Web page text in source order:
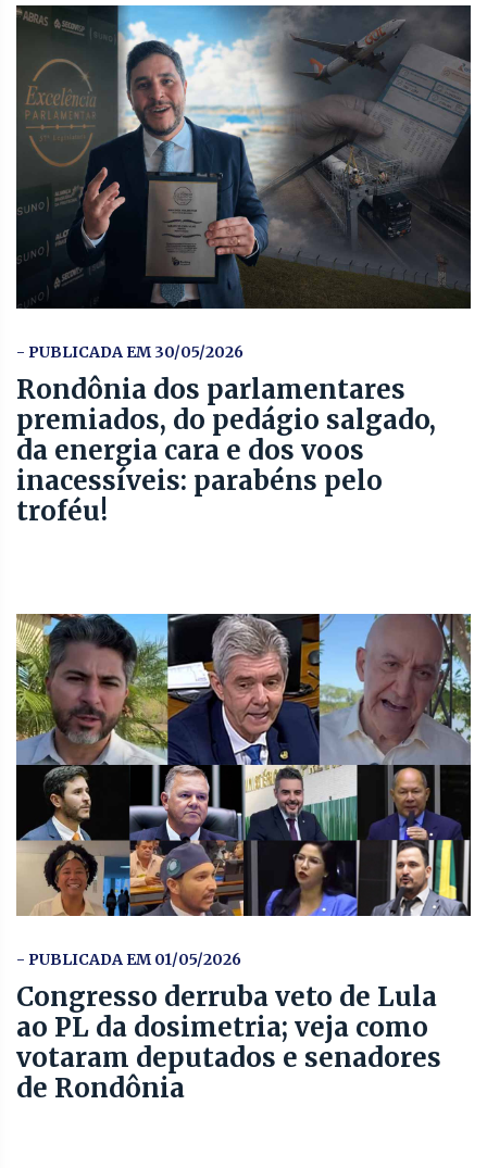
- PUBLICADA EM 30/05/2026
Rondônia dos parlamentares
premiados, do pedágio salgado,
da energia cara e dos voos
inacessíveis: parabéns pelo
troféu!
- PUBLICADA EM 01/05/2026
Congresso derruba veto de Lula
ao PL da dosimetria; veja como
votaram deputados e senadores
de Rondônia